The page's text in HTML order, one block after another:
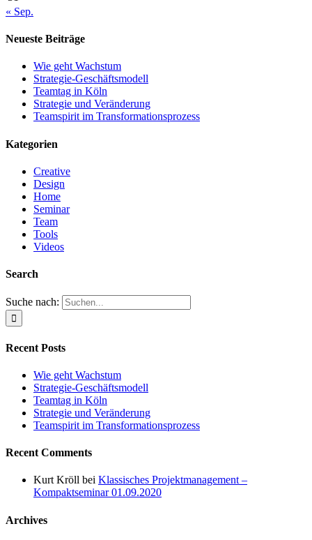
« Sep.
Neueste Beiträge
Wie geht Wachstum
Strategie-Geschäftsmodell
Teamtag in Köln
Strategie und Veränderung
Teamspirit im Transformationsprozess
Kategorien
Creative
Design
Home
Seminar
Team
Tools
Videos
Search
Suche nach:
Recent Posts
Wie geht Wachstum
Strategie-Geschäftsmodell
Teamtag in Köln
Strategie und Veränderung
Teamspirit im Transformationsprozess
Recent Comments
Kurt Kröll bei Klassisches Projektmanagement –
Kompaktseminar 01.09.2020
Archives